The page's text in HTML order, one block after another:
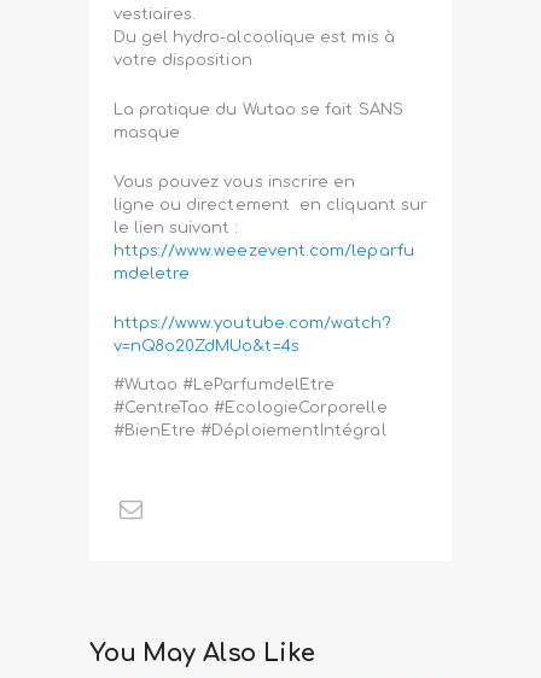
vestiaires.
Du gel hydro-alcoolique est mis à
votre disposition
La pratique du Wutao se fait SANS
masque
Vous pouvez vous inscrire en
ligne ou directement en cliquant sur
le lien suivant :
https://www.weezevent.com/leparfu
mdeletre
https://www.youtube.com/watch?
v=nQ8o20ZdMUo&t=4s
#Wutao #LeParfumdelEtre
#CentreTao #EcologieCorporelle
#BienEtre #DéploiementIntégral
You May Also Like